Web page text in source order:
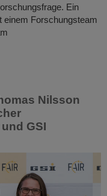
Ein
einem Forschungsteam
Nilsson
GSI